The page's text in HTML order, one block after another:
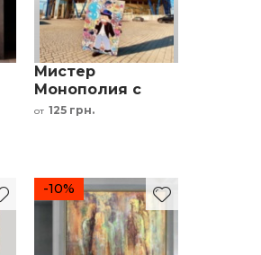
Мистер
Монополия с
долларами
от 125 грн.
-10%